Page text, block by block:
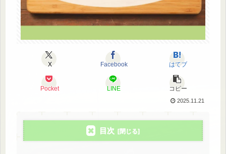
X Facebook はてブ
Pocket LINE コピー
2025.11.21
目次